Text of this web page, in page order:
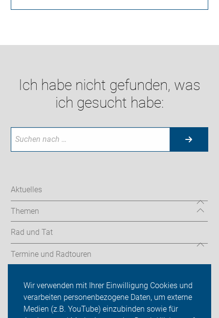
Wir verwenden mit Ihrer Einwilligung Cookies und
verarbeiten personenbezogene Daten, um externe
Medien (z.B. YouTube) einzubinden sowie für
Ich habe nicht gefunden, was
ich gesucht habe:
Aktuelles
Themen
Rad und Tat
Termine und Radtouren
ADFC Stuttgart